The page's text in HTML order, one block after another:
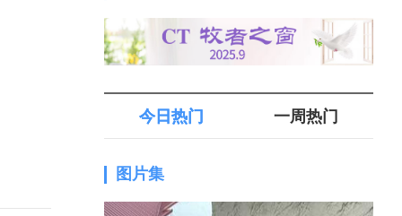
今日热门 一周热门
图片集